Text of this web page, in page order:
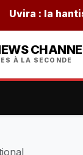
: la hantise
À LA SECONDE